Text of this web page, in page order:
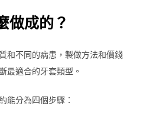
做成的？
和不同的病患，製做方法和價錢
最適合的牙套類型。
能分為四個步驟：